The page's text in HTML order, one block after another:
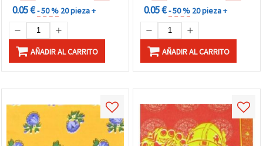
0.05 €- 50 % 20 pieza +
AÑADIR AL CARRITO
0.05 €- 50 % 20 pieza +
AÑADIR AL CARRITO